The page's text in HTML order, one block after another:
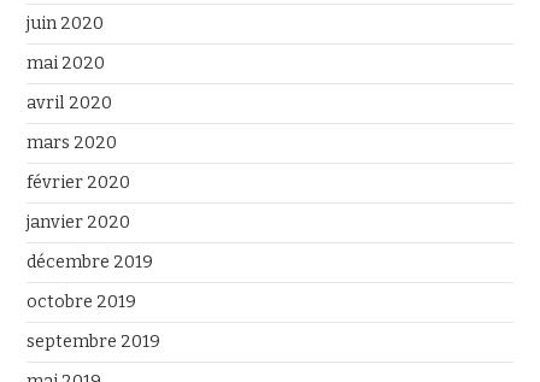
juin 2020
mai 2020
avril 2020
mars 2020
février 2020
janvier 2020
décembre 2019
octobre 2019
septembre 2019